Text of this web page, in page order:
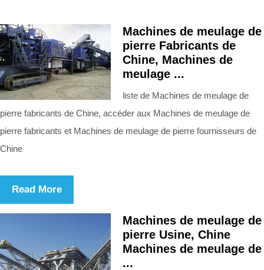
Machines de meulage de
pierre Fabricants de
Chine, Machines de
meulage ...
liste de Machines de meulage de
pierre fabricants de Chine, accéder aux Machines de meulage de
pierre fabricants et Machines de meulage de pierre fournisseurs de
Chine
Read More
Machines de meulage de
pierre Usine, Chine
Machines de meulage de
...